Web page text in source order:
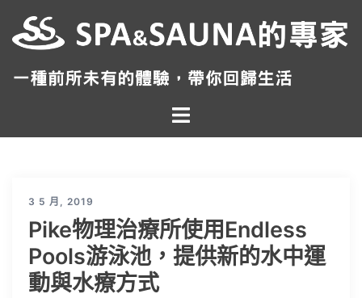
至
Toggle
menu
3 5 月, 2019
Pike物理治療所使用Endless
Pools游泳池，提供新的水中運
動與水療方式